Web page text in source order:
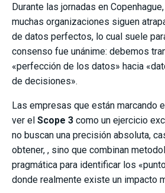
Durante las jornadas en
muchas organizaciones siguen
de datos perfectos, lo cual suele
consenso fue unánime: debemos
«perfección de los datos» hacia
de decisiones».
Las empresas que están marcando
ver el Scope 3 como un ejercicio
no buscan una precisión absoluta,
obtener, , sino que combinan
pragmática para identificar los
donde realmente existe un impacto